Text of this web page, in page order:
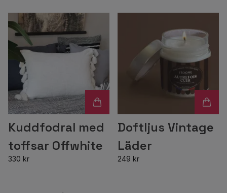
Kuddfodral med
toffsar Offwhite
330 kr
Doftljus Vintage
Läder
249 kr